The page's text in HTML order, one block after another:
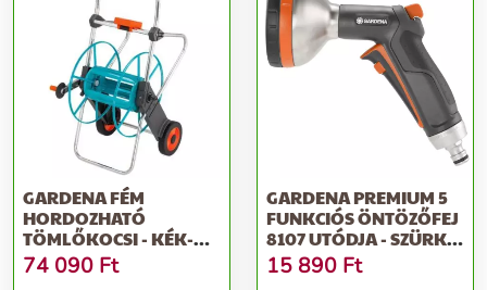
GARDENA FÉM
HORDOZHATÓ
TÖMLŐKOCSI - KÉK-
SZÜRKE
74 090 Ft
GARDENA PREMIUM 5
FUNKCIÓS ÖNTÖZŐFEJ
8107 UTÓDJA - SZÜRKE-
NARANCS
15 890 Ft